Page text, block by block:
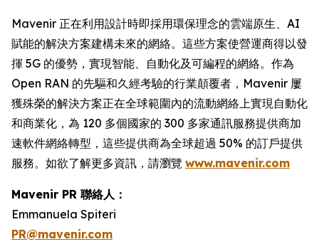
Mavenir 正在利用設計時即採用環保理念的雲端原生、AI
賦能的解決方案建構未來的網絡。這些方案使營運商得以發
揮 5G 的優勢，實現智能、自動化及可編程的網絡。作為
Open RAN 的先驅和久經考驗的行業顛覆者，Mavenir 屢
獲殊榮的解決方案正在全球範圍內的流動網絡上實現自動化
和商業化，為 120 多個國家的 300 多家通訊服務提供商加
速軟件網絡轉型，這些提供商為全球超過 50% 的訂戶提供
服務。如欲了解更多資訊，請瀏覽 www.mavenir.com
Mavenir PR 聯絡人：
Emmanuela Spiteri
PR@mavenir.com